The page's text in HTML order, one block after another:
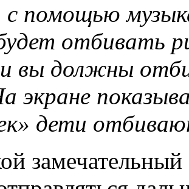
с помощью
отбивать
вы должны
экране
дети